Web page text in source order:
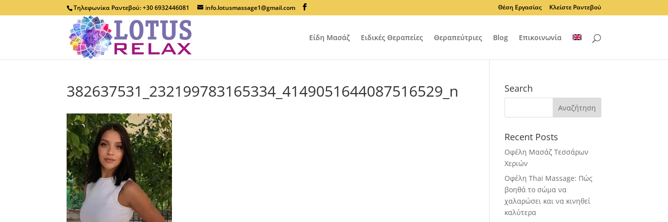
Τηλεφωνίκα Ραντεβού: +30 6932446081 info.lotusmassage1@gmail.com Θέση Εργασίας Κλείστε Ραντεβού
Είδη Μασάζ Ειδικές Θεραπείες Θεραπεύτριες Blog Επικοινωνία
382637531_232199783165334_4149051644087516529_n Search
Recent Posts
Οφέλη Μασάζ Τεσσάρων
Χεριών
Οφέλη Thai Massage: Πώς
βοηθά το σώμα να
χαλαρώσει και να κινηθεί
καλύτερα